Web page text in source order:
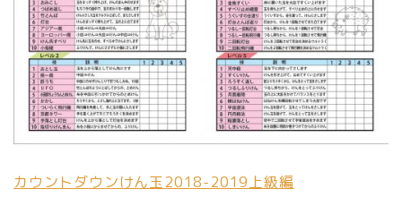
カウントダウンけん玉2018-2019上級編